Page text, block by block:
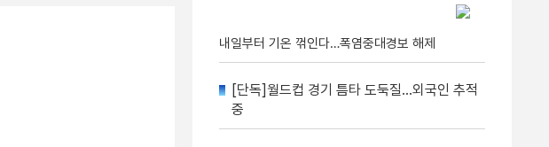
내일부터 기온 꺾인다…폭염중대경보 해제
[단독]월드컵 경기 틈타 도둑질…외국인 추적
중